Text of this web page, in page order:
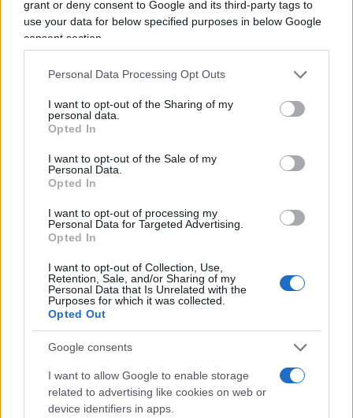
grant or deny consent to Google and its third-party tags to
use your data for below specified purposes in below Google
consent section.
Personal Data Processing Opt Outs
I want to opt-out of the Sharing of my
personal data.
Opted In
I want to opt-out of the Sale of my
Personal Data.
Opted In
I want to opt-out of processing my
Personal Data for Targeted Advertising.
Opted In
I want to opt-out of Collection, Use,
Retention, Sale, and/or Sharing of my
Personal Data that Is Unrelated with the
Purposes for which it was collected.
Opted Out
Google consents
I want to allow Google to enable storage
related to advertising like cookies on web or
device identifiers in apps.
acquistati ed erano sul suolo cinese. Non molti:
pare che “i nemici” posseggano tra le 10.000 e le
50.000 GPU, circa un decimo di quanto usa
Ma leggendo i
funzionaDeepSeek, si capisce che il punto è un
altro: dove gli statunitensi stanno usando la forza
umana. E quella artificiale. Quella umana, non
appiattendosi ad esempio sull’uso del
learning”– come pratica comune – ma usando il
“Reinforced Learning”. La cosa viene spiegata in
modo efficace e impressionante dai ricercatori
stessi:
Invece di insegnare esplicitamente al modello come
risolvere un problema, gli forniamo semplicemente